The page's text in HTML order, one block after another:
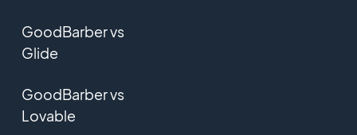
GoodBarber vs
Glide
GoodBarber vs
Lovable